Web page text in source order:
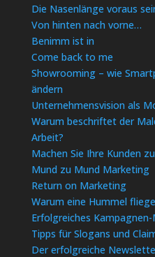
Die Nasenlänge voraus
Von hinten nach vorne…
Benimm ist in
Come back to me
Showrooming – wie
ändern
Unternehmensvision als
Warum beschriftet der
Arbeit?
Machen Sie Ihre Kunden
Mund zu Mund Marketing
Return on Marketing
Warum eine Hummel
Erfolgreiches
Tipps für Slogans und
Der erfolgreiche